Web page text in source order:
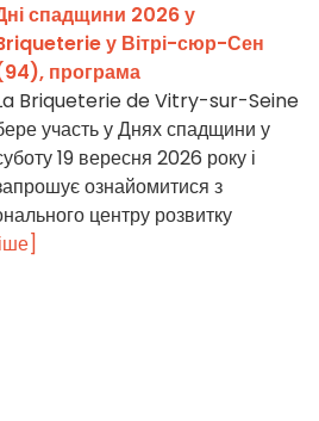
спадщини 2026 у
у Вітрі-сюр-Сен
програма
Briqueterie de Vitry-sur-Seine
участь у Днях спадщини у
19 вересня 2026 року і
ознайомитися з
центру розвитку